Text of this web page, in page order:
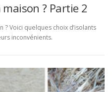
? Partie 2
? Voici quelques choix d’isolants
inconvénients.